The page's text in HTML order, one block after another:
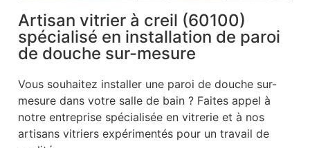
Artisan vitrier à creil (60100)
spécialisé en installation de paroi
de douche sur-mesure
Vous souhaitez installer une paroi de douche sur-
mesure dans votre salle de bain ? Faites appel à
notre entreprise spécialisée en vitrerie et à nos
artisans vitriers expérimentés pour un travail de